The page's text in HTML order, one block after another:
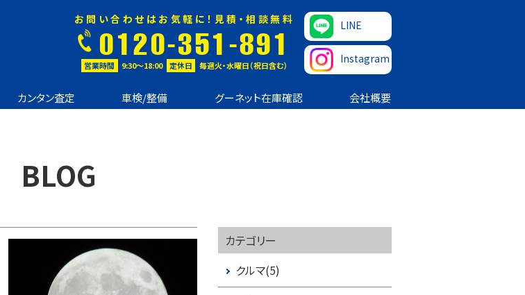
お問い合わせはお気軽に！見積・相談無料
0120-351-891
営業時間 9:30〜18:00 定休日 毎週火・水曜日（祝日含む）
カンタン査定 車検/整備 グーネット在庫確認 会社概要
LINE
Instagram
BLOG
カテゴリー
クルマ(5)